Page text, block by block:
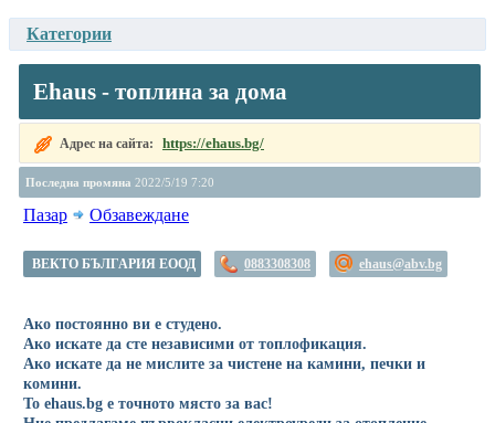
Категории
Ehaus - топлина за дома
Адрес на сайта: https://ehaus.bg/
Последна промяна 2022/5/19 7:20
Пазар Обзавеждане
ВЕКТО БЪЛГАРИЯ ЕООД 0883308308 ehaus@abv.bg
Ако постоянно ви е студено.
Ако искате да сте независими от топлофикация.
Ако искате да не мислите за чистене на камини, печки и
комини.
То ehaus.bg е точното място за вас!